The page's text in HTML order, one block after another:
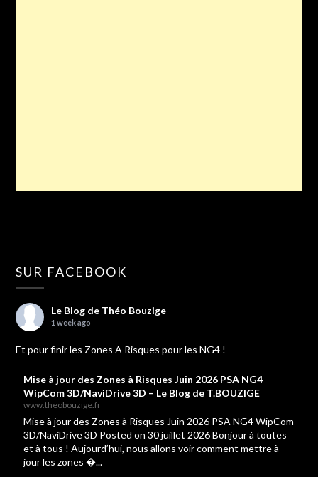
SUR FACEBOOK
Le Blog de Théo Bouzige
1 week ago
Et pour finir les Zones A Risques pour les NG4 !
Mise à jour des Zones à Risques Juin 2026 PSA NG4
WipCom 3D/NaviDrive 3D – Le Blog de T.BOUZIGE
www.theobouzige.fr
Mise à jour des Zones à Risques Juin 2026 PSA NG4 WipCom
3D/NaviDrive 3D Posted on 30 juillet 2026 Bonjour à toutes
et à tous ! Aujourd’hui, nous allons voir comment mettre à
jour les zones �...